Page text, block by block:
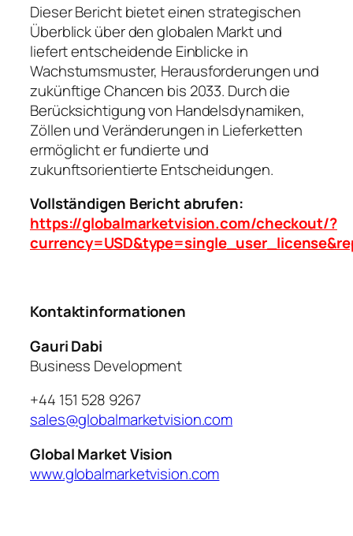
Dieser Bericht bietet einen strategischen
Überblick über den globalen Markt und
liefert entscheidende Einblicke in
Wachstumsmuster, Herausforderungen und
zukünftige Chancen bis 2033. Durch die
Berücksichtigung von Handelsdynamiken,
Zöllen und Veränderungen in Lieferketten
ermöglicht er fundierte und
zukunftsorientierte Entscheidungen.
Vollständigen Bericht abrufen:
https://globalmarketvision.com/checkout/?
Kontaktinformationen
Gauri Dabi
Business Development
+44 151 528 9267
sales@globalmarketvision.com
Global Market Vision
www.globalmarketvision.com